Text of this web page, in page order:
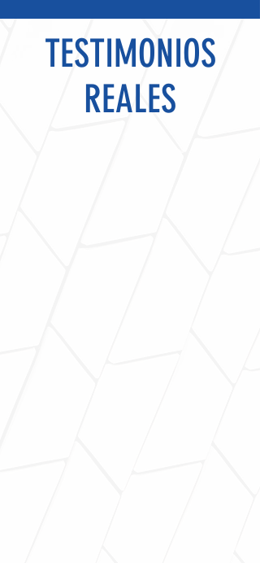
TESTIMONIOS
REALES